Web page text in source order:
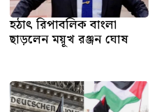
হঠাৎ রিপাবলিক বাংলা
ছাড়লেন ময়ূখ রঞ্জন ঘোষ